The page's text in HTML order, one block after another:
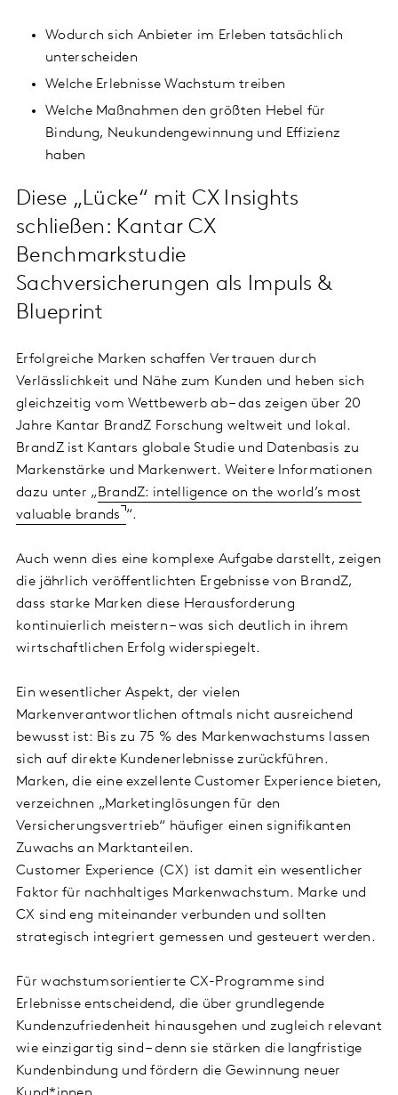
Wodurch sich Anbieter im Erleben tatsächlich
unterscheiden
Welche Erlebnisse Wachstum treiben
Welche Maßnahmen den größten Hebel für
Bindung, Neukundengewinnung und Effizienz
haben
Diese „Lücke“ mit CX Insights
schließen: Kantar CX
Benchmarkstudie
Sachversicherungen als Impuls &
Blueprint
Erfolgreiche Marken schaffen Vertrauen durch
Verlässlichkeit und Nähe zum Kunden und heben sich
gleichzeitig vom Wettbewerb ab – das zeigen über 20
Jahre Kantar BrandZ Forschung weltweit und lokal.
BrandZ ist Kantars globale Studie und Datenbasis zu
Markenstärke und Markenwert. Weitere Informationen
dazu unter „BrandZ: intelligence on the world’s most
valuable brands “.
Auch wenn dies eine komplexe Aufgabe darstellt, zeigen
die jährlich veröffentlichten Ergebnisse von BrandZ,
dass starke Marken diese Herausforderung
kontinuierlich meistern – was sich deutlich in ihrem
wirtschaftlichen Erfolg widerspiegelt.
Ein wesentlicher Aspekt, der vielen
Markenverantwortlichen oftmals nicht ausreichend
bewusst ist: Bis zu 75 % des Markenwachstums lassen
sich auf direkte Kundenerlebnisse zurückführen.
Marken, die eine exzellente Customer Experience bieten,
verzeichnen „Marketinglösungen für den
Versicherungsvertrieb“ häufiger einen signifikanten
Zuwachs an Marktanteilen.
Customer Experience (CX) ist damit ein wesentlicher
Faktor für nachhaltiges Markenwachstum. Marke und
CX sind eng miteinander verbunden und sollten
strategisch integriert gemessen und gesteuert werden.
Für wachstumsorientierte CX-Programme sind
Erlebnisse entscheidend, die über grundlegende
Kundenzufriedenheit hinausgehen und zugleich relevant
wie einzigartig sind – denn sie stärken die langfristige
Kundenbindung und fördern die Gewinnung neuer